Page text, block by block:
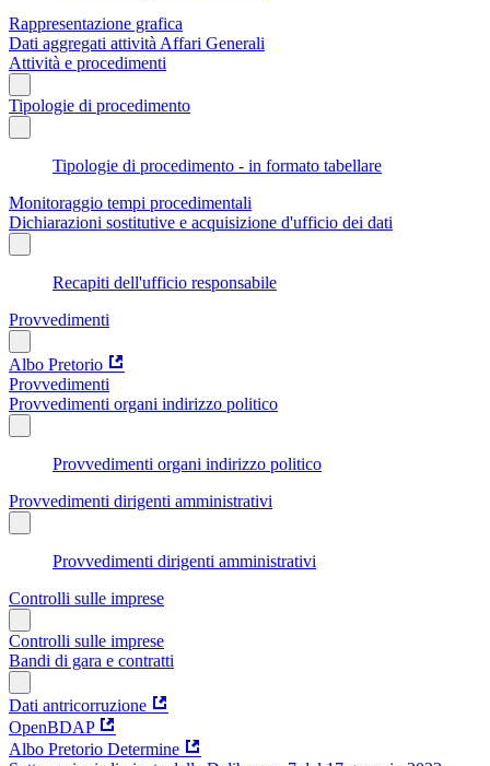
Rappresentazione grafica
Dati aggregati attività Affari Generali
Attività e procedimenti
Tipologie di procedimento
Tipologie di procedimento - in formato tabellare
Monitoraggio tempi procedimentali
Dichiarazioni sostitutive e acquisizione d'ufficio dei dati
Recapiti dell'ufficio responsabile
Provvedimenti
Albo Pretorio
Provvedimenti
Provvedimenti organi indirizzo politico
Provvedimenti organi indirizzo politico
Provvedimenti dirigenti amministrativi
Provvedimenti dirigenti amministrativi
Controlli sulle imprese
Controlli sulle imprese
Bandi di gara e contratti
Dati antricorruzione
OpenBDAP
Albo Pretorio Determine